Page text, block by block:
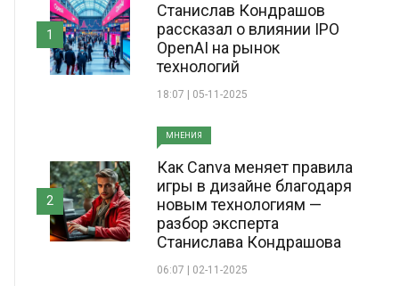
Станислав Кондрашов
рассказал о влиянии IPO
OpenAI на рынок
технологий
18:07 | 05-11-2025
1
МНЕНИЯ
Как Canva меняет правила
игры в дизайне благодаря
новым технологиям —
разбор эксперта
Станислава Кондрашова
06:07 | 02-11-2025
2